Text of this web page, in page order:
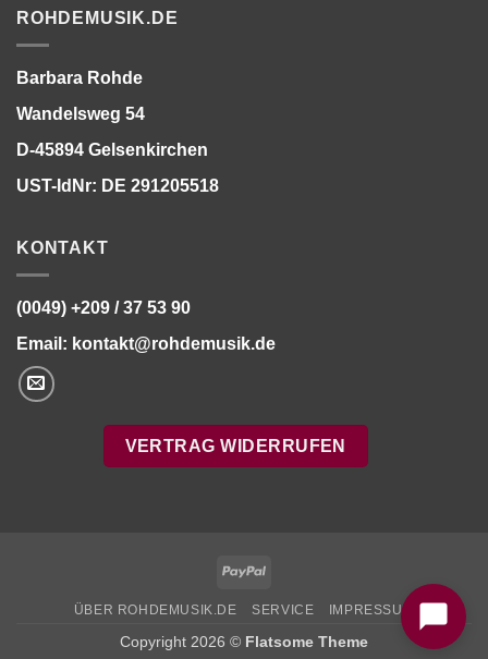
ROHDEMUSIK.DE
Barbara Rohde
Wandelsweg 54
D-45894 Gelsenkirchen
UST-IdNr: DE 291205518
KONTAKT
(0049) +209 / 37 53 90
Email: kontakt@rohdemusik.de
VERTRAG WIDERRUFEN
PayPal
ÜBER ROHDEMUSIK.DE SERVICE IMPRESSUM
Copyright 2026 © Flatsome Theme